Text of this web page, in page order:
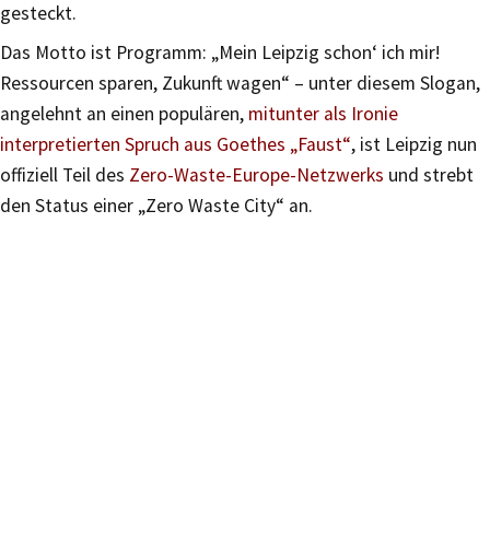
gesteckt.
Das Motto ist Programm: „Mein Leipzig schon‘ ich mir!
Ressourcen sparen, Zukunft wagen“ – unter diesem Slogan,
angelehnt an einen populären, mitunter als Ironie
interpretierten Spruch aus Goethes „Faust“, ist Leipzig nun
offiziell Teil des Zero-Waste-Europe-Netzwerks und strebt
den Status einer „Zero Waste City“ an.